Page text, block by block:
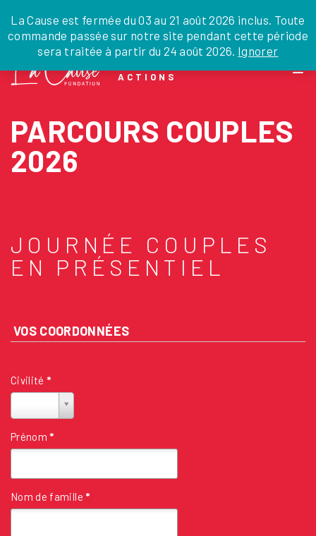
to
the
La Cause est fermée du 03 au 21 août 2026 inclus. Toute
commande passée sur notre site pendant cette période
sera traitée à partir du 24 août 2026. Ignorer
JE DONNE JE PARRAINE NOUS SOUTENIR
DEPUIS LA FRANCE
DEPUIS L’INTERNATIONAL
EN TANT QU’ORGANISATION
0 ARTICLE
ACTIONS
PARCOURS COUPLES
2026
JOURNÉE COUPLES
EN PRÉSENTIEL
VOS COORDONNÉES
Civilité *
*
Prénom *
Nom de famille *